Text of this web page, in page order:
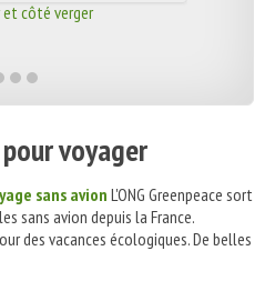
côté verger
voyager
sans avion L'ONG Greenpeace sort
sans avion depuis la France.
des vacances écologiques. De belles